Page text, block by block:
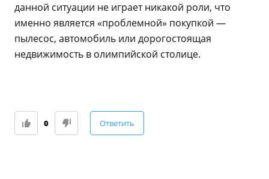
данной ситуации не играет никакой роли, что
именно является «проблемной» покупкой —
пылесос, автомобиль или дорогостоящая
недвижимость в олимпийской столице.
0 Ответить